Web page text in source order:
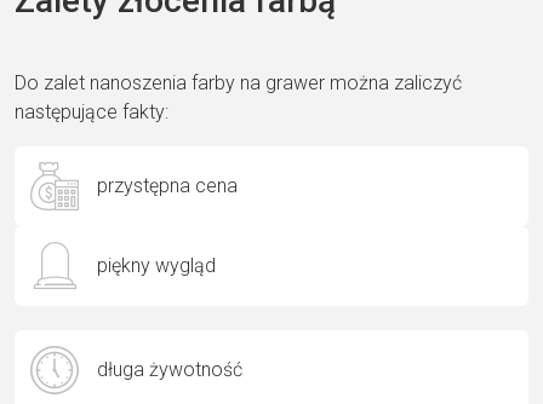
Do zalet nanoszenia farby na grawer można zaliczyć
następujące fakty:
przystępna cena
piękny wygląd
długa żywotność